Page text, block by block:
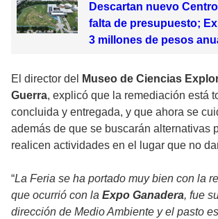
Descartan nuevo
falta de presupuesto;
3 millones de pesos
El director del
Museo de Ciencias
Guerra, explicó que la remediación está
concluida y entregada, y que ahora se
además de que se buscarán alternativas
realicen actividades en el lugar que no
“La Feria se ha portado muy bien con la
que ocurrió con la Expo Ganadera, fue
dirección de Medio Ambiente y el pasto